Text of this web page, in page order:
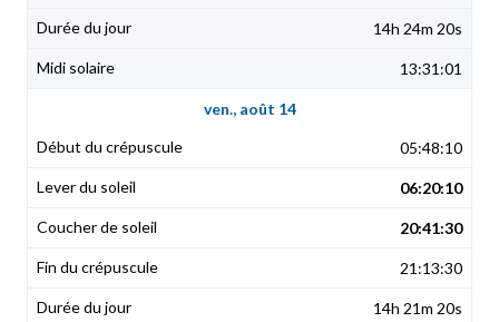
14h 24m 20s
13:31:01
ven., août 14
05:48:10
06:20:10
20:41:30
21:13:30
14h 21m 20s